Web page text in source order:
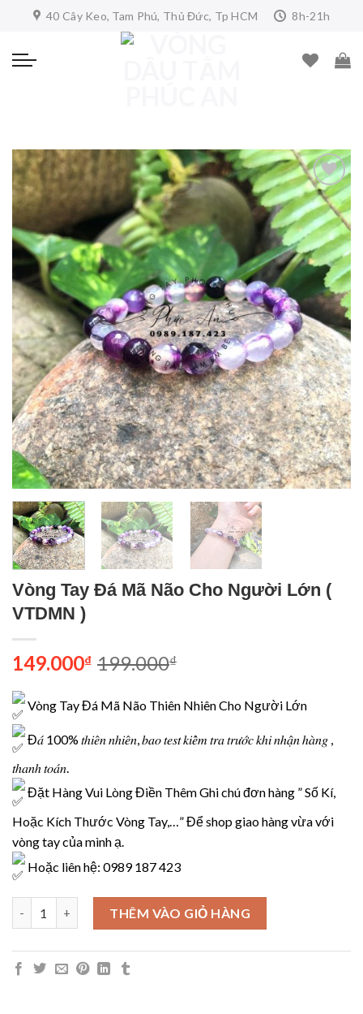
content
40 Cây Keo, Tam Phú, Thủ Đức, Tp HCM 8h-21h
Add to
wishlist
Vòng Tay Đá Mã Não Cho Người Lớn (
VTDMN )
199.000₫
là:
199.000₫.
149.000₫
tại
149.000₫.
Vòng Tay Đá Mã Não Thiên Nhiên Cho Người Lớn
Đ𝑎́ 100% 𝑡ℎ𝑖𝑒̂𝑛 𝑛ℎ𝑖𝑒̂𝑛, 𝑏𝑎𝑜 𝑡𝑒𝑠𝑡 𝑘𝑖𝑒̂̉𝑚 𝑡𝑟𝑎 𝑡𝑟𝑢̛𝑜̛́𝑐 𝑘ℎ𝑖 𝑛ℎ𝑎̣̂𝑛 ℎ𝑎̀𝑛𝑔 ,
𝑡ℎ𝑎𝑛ℎ 𝑡𝑜𝑎́𝑛.
Đặt Hàng Vui Lòng Điền Thêm Ghi chú đơn hàng ” Số Kí,
Hoặc Kích Thước Vòng Tay,…” Để shop giao hàng vừa với
vòng tay của mình ạ.
Hoặc liên hệ: 0989 187 423
Vòng Tay Đá Mã Não Cho Người Lớn ( VTDMN ) số lượng
THÊM VÀO GIỎ HÀNG